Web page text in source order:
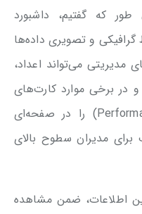
که گفتیم، داشبورد
و تصویری داده‌ها
مدیریتی می‌تواند اعداد،
در برخی موارد کارت‌های
امتیاز عملکرد (Performance Scorecards) را در صفحه‌ای
مدیران سطوح بالای
اطلاعات، ضمن مشاهده